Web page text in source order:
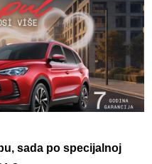
sada po specijalnoj